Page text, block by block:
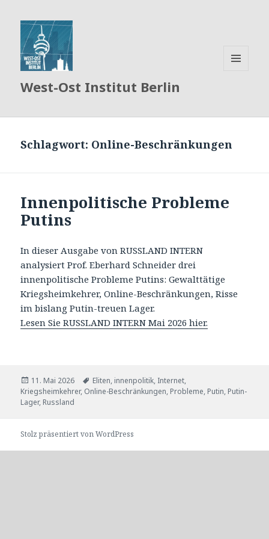
West-Ost Institut Berlin
Schlagwort: Online-Beschränkungen
Innenpolitische Probleme
Putins
In dieser Ausgabe von RUSSLAND INTERN
analysiert Prof. Eberhard Schneider drei
innenpolitische Probleme Putins: Gewalttätige
Kriegsheimkehrer, Online-Beschränkungen, Risse
im bislang Putin-treuen Lager.
Lesen Sie RUSSLAND INTERN Mai 2026 hier.
Veröffentlicht
am
11. Mai 2026 Tags
Eliten, innenpolitik, Internet,
Kriegsheimkehrer, Online-Beschränkungen, Probleme, Putin, Putin-
Lager, Russland
Stolz präsentiert von WordPress